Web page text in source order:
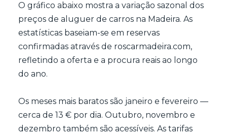
O gráfico abaixo mostra a variação sazonal dos
preços de aluguer de carros na Madeira. As
estatísticas baseiam-se em reservas
confirmadas através de roscarmadeira.com,
refletindo a oferta e a procura reais ao longo
do ano.
Os meses mais baratos são janeiro e fevereiro —
cerca de 13 € por dia. Outubro, novembro e
dezembro também são acessíveis. As tarifas